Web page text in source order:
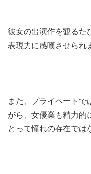
彼女の出演作を観るた
表現力に感嘆させられ
また、プライベートで
がら、女優業も精力的
とって憧れの存在では